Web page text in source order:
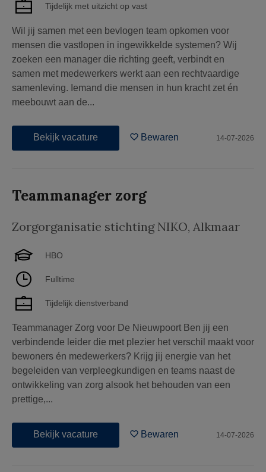
Tijdelijk met uitzicht op vast
Wil jij samen met een bevlogen team opkomen voor
mensen die vastlopen in ingewikkelde systemen? Wij
zoeken een manager die richting geeft, verbindt en
samen met medewerkers werkt aan een rechtvaardige
samenleving. Iemand die mensen in hun kracht zet én
meebouwt aan de...
Bekijk vacature Bewaren 14-07-2026
Teammanager zorg
Zorgorganisatie stichting NIKO, Alkmaar
HBO
Fulltime
Tijdelijk dienstverband
Teammanager Zorg voor De Nieuwpoort Ben jij een
verbindende leider die met plezier het verschil maakt voor
bewoners én medewerkers? Krijg jij energie van het
begeleiden van verpleegkundigen en teams naast de
ontwikkeling van zorg alsook het behouden van een
prettige,...
Bekijk vacature Bewaren 14-07-2026